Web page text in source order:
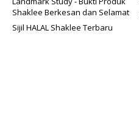
Shaklee Berkesan dan Selamat
Sijil HALAL Shaklee Terbaru